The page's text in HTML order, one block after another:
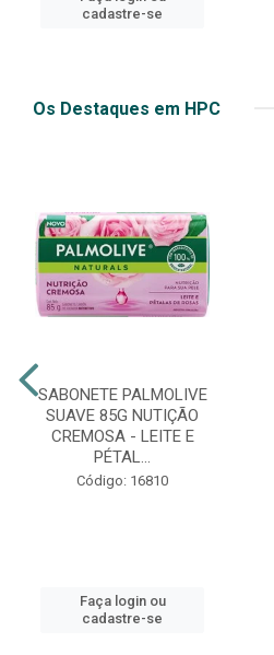
cadastre-se
Os Destaques em HPC
SABONETE PALMOLIVE
SUAVE 85G NUTIÇÃO
CREMOSA - LEITE E
PÉTAL...
Código: 16810
Faça login ou
cadastre-se